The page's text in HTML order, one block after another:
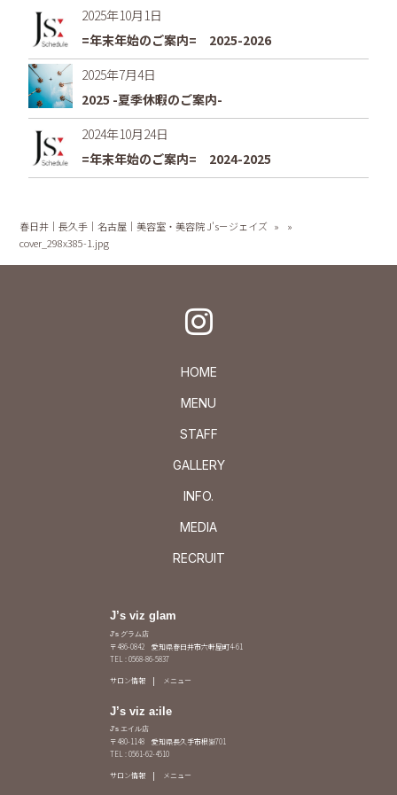
2025年10月1日
=年末年始のご案内= 2025-2026
2025年7月4日
2025 -夏季休暇のご案内-
2024年10月24日
=年末年始のご案内= 2024-2025
春日井｜長久手｜名古屋｜美容室・美容院 J's－ジェイズ »
»
cover_298x385-1.jpg
HOME
MENU
STAFF
GALLERY
INFO.
MEDIA
RECRUIT
J’s viz glam
J's グラム店
〒486-0842 愛知県春日井市六軒屋町4-61
TEL : 0568-86-5837
サロン情報 メニュー
J’s viz a:ile
J's エイル店
〒480-1148 愛知県長久手市根嶽701
TEL : 0561-62-4510
サロン情報 メニュー